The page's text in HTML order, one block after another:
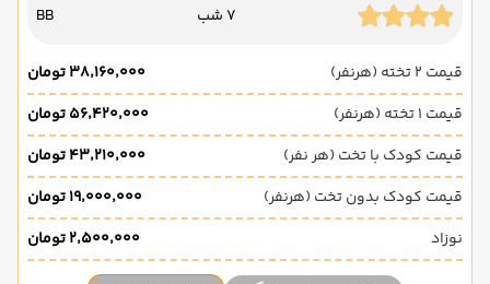
7 شب BB
قیمت 2 تخته (هرنفر)
۳۸٬۱۶۰٬۰۰۰ تومان
قیمت 1 تخته (هرنفر)
۵۶٬۴۲۰٬۰۰۰ تومان
قیمت کودک با تخت (هر نفر)
۴۳٬۲۱۰٬۰۰۰ تومان
قیمت کودک بدون تخت (هرنفر)
۱۹٬۰۰۰٬۰۰۰ تومان
نوزاد
۲٬۵۰۰٬۰۰۰ تومان